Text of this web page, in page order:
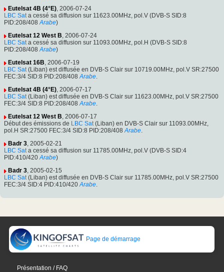
Eutelsat 4B (4°E), 2006-07-24
LBC Sata cessé sa diffusion sur 11623.00MHz, pol.V (DVB-S SID:8
PID:208/408 Arabe)
Eutelsat 12 West B, 2006-07-24
LBC Sata cessé sa diffusion sur 11093.00MHz, pol.H (DVB-S SID:8
PID:208/408 Arabe)
Eutelsat 16B, 2006-07-19
LBC Sat(Liban) est diffusée en DVB-S Clair sur 10719.00MHz, pol.V SR:27500
FEC:3/4 SID:8 PID:208/408 Arabe.
Eutelsat 4B (4°E), 2006-07-17
LBC Sat(Liban) est diffusée en DVB-S Clair sur 11623.00MHz, pol.V SR:27500
FEC:3/4 SID:8 PID:208/408 Arabe.
Eutelsat 12 West B, 2006-07-17
Début des émissions de LBC Sat(Liban) en DVB-S Clair sur 11093.00MHz,
pol.H SR:27500 FEC:3/4 SID:8 PID:208/408 Arabe.
Badr 3, 2005-02-21
LBC Sata cessé sa diffusion sur 11785.00MHz, pol.V (DVB-S SID:4
PID:410/420 Arabe)
Badr 3, 2005-02-15
LBC Sat(Liban) est diffusée en DVB-S Clair sur 11785.00MHz, pol.V SR:27500
FEC:3/4 SID:4 PID:410/420 Arabe.
Page de démarrage
Présentation / FAQ